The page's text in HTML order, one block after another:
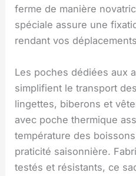
ferme de manière
spéciale assure une
rendant vos
Les poches dédiées aux
simplifient le transport
lingettes, biberons et
avec poche thermique
température des
praticité saisonnière.
testés et résistants, ce